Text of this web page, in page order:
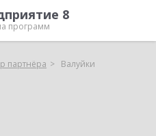
8
программ
партнёра Валуйки